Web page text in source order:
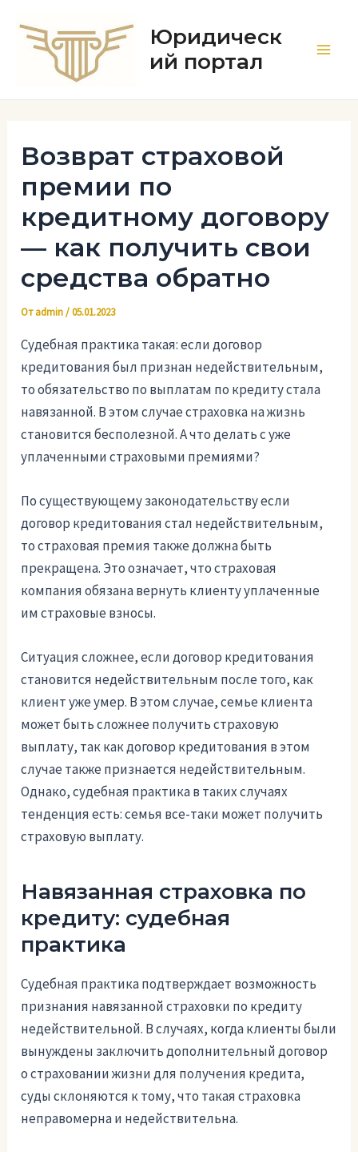
содержимому
Юридическ
ий портал
Возврат страховой
премии по
кредитному договору
— как получить свои
средства обратно
Отadmin/05.01.2023
Судебная практика такая: если договор
кредитования был признан недействительным,
то обязательство по выплатам по кредиту стала
навязанной. В этом случае страховка на жизнь
становится бесполезной. А что делать с уже
уплаченными страховыми премиями?
По существующему законодательству если
договор кредитования стал недействительным,
то страховая премия также должна быть
прекращена. Это означает, что страховая
компания обязана вернуть клиенту уплаченные
им страховые взносы.
Ситуация сложнее, если договор кредитования
становится недействительным после того, как
клиент уже умер. В этом случае, семье клиента
может быть сложнее получить страховую
выплату, так как договор кредитования в этом
случае также признается недействительным.
Однако, судебная практика в таких случаях
тенденция есть: семья все-таки может получить
страховую выплату.
Навязанная страховка по
кредиту: судебная
практика
Судебная практика подтверждает возможность
признания навязанной страховки по кредиту
недействительной. В случаях, когда клиенты были
вынуждены заключить дополнительный договор
о страховании жизни для получения кредита,
суды склоняются к тому, что такая страховка
неправомерна и недействительна.